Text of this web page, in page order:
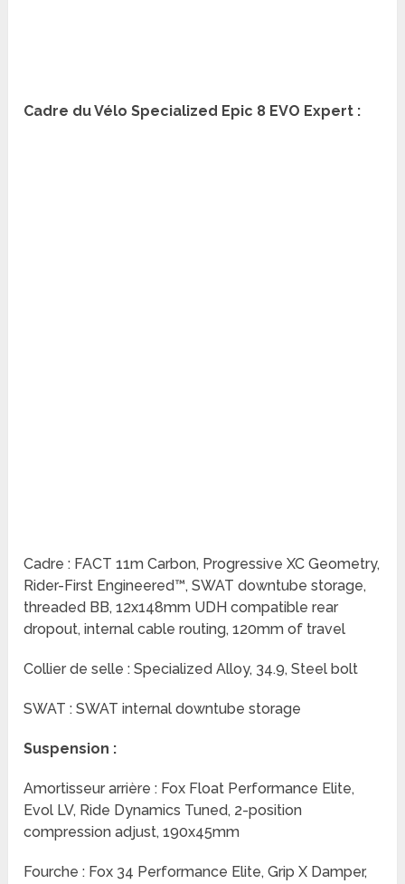
Cadre du Vélo Specialized Epic 8 EVO Expert :
Cadre : FACT 11m Carbon, Progressive XC Geometry,
Rider-First Engineered™, SWAT downtube storage,
threaded BB, 12x148mm UDH compatible rear
dropout, internal cable routing, 120mm of travel
Collier de selle : Specialized Alloy, 34.9, Steel bolt
SWAT : SWAT internal downtube storage
Suspension :
Amortisseur arrière : Fox Float Performance Elite,
Evol LV, Ride Dynamics Tuned, 2-position
compression adjust, 190x45mm
Fourche : Fox 34 Performance Elite, Grip X Damper,